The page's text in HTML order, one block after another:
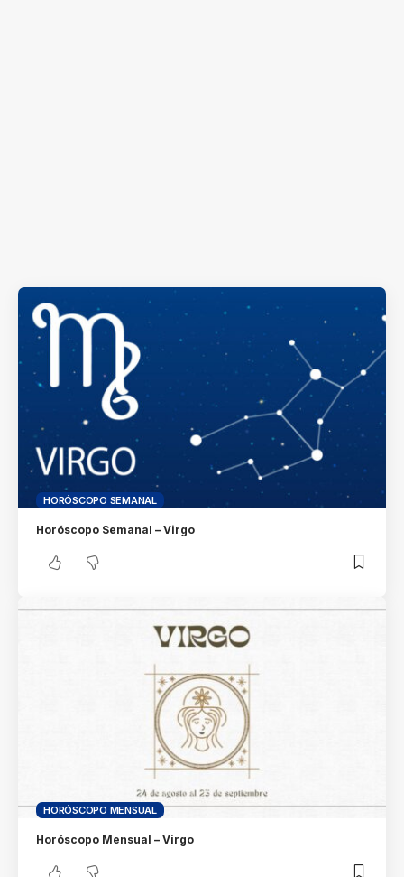
HORÓSCOPO SEMANAL
Horóscopo Semanal – Virgo
HORÓSCOPO MENSUAL
Horóscopo Mensual – Virgo